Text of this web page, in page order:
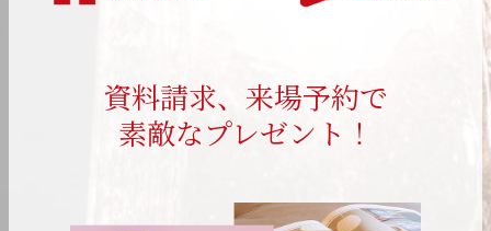
資料請求、来場予約で
素敵なプレゼント！